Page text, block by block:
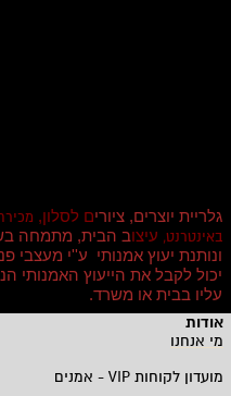
גלריית יוצרים, ציורים לסלון,
באינטרנט, עיצוב הבית, מתמחה
ונותנת יעוץ אמנותי ע''י מעצבי
יכול לקבל את הייעוץ האמנותי
עליו בבית או משרד.
אודות
מי אנחנו
מועדון לקוחותVIP - אמנים